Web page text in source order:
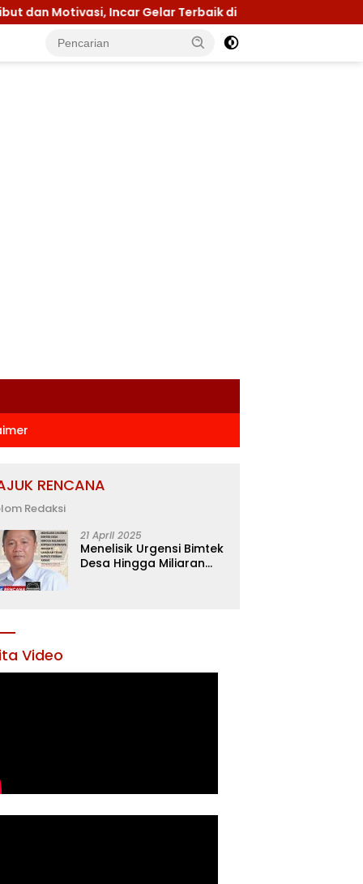
Gelar Terbaik di Sultra Menuju Jamnas 2026,
RENCANA
Redaksi
21 April 2025
Menelisik Urgensi Bimtek
Desa Hingga Miliaran
Video